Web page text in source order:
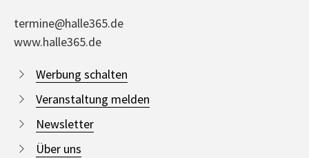
termine@halle365.de
www.halle365.de
Werbung schalten
Veranstaltung melden
Newsletter
Über uns